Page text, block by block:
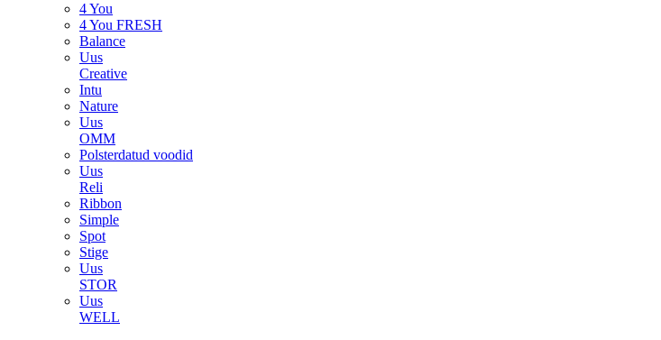
4 You
4 You FRESH
Balance
Uus
Creative
Intu
Nature
Uus
OMM
Polsterdatud voodid
Uus
Reli
Ribbon
Simple
Spot
Stige
Uus
STOR
Uus
WELL